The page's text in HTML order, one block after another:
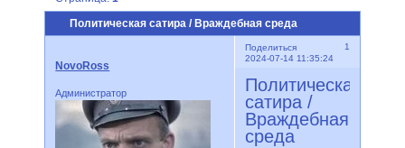
Политическая сатира / Враждебная среда
Поделиться
1
2024-07-14 11:35:24
NovoRoss
Администратор
Политическая
сатира /
Враждебная
среда